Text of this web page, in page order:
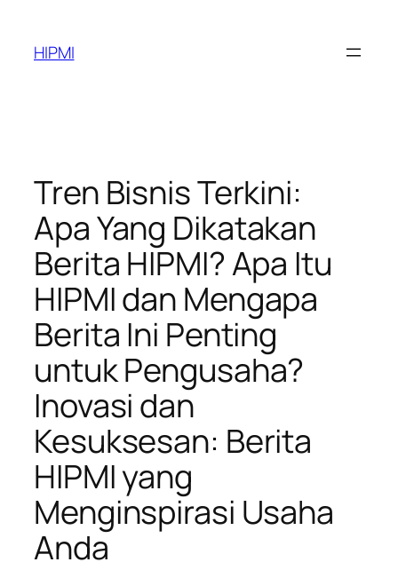
content
HIPMI
Tren Bisnis Terkini:
Apa Yang Dikatakan
Berita HIPMI? Apa Itu
HIPMI dan Mengapa
Berita Ini Penting
untuk Pengusaha?
Inovasi dan
Kesuksesan: Berita
HIPMI yang
Menginspirasi Usaha
Anda